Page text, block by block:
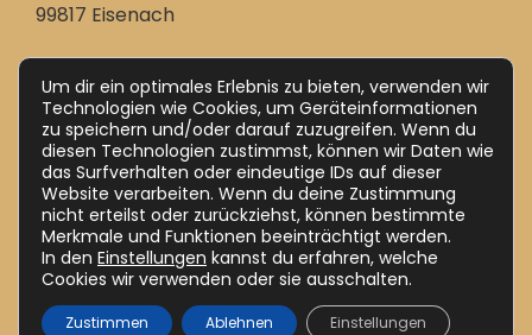
99817 Eisenach
Deutsch
Magyar(Ungarisch)
Um dir ein optimales Erlebnis zu bieten, verwenden wir
Technologien wie Cookies, um Geräteinformationen
zu speichern und/oder darauf zuzugreifen. Wenn du
diesen Technologien zustimmst, können wir Daten wie
das Surfverhalten oder eindeutige IDs auf dieser
Website verarbeiten. Wenn du deine Zustimmung
nicht erteilst oder zurückziehst, können bestimmte
Merkmale und Funktionen beeinträchtigt werden.
In den Einstellungen kannst du erfahren, welche
Cookies wir verwenden oder sie ausschalten.
Zustimmen Ablehnen Einstellungen